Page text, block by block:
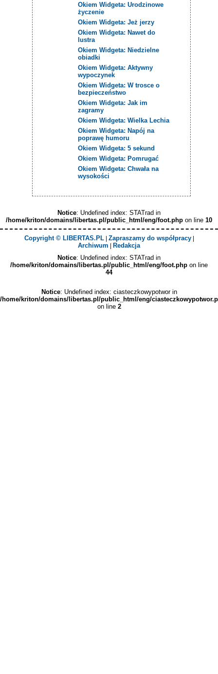
Okiem Widgeta: Urodzinowe
życzenie
Okiem Widgeta: Jeż jerzy
Okiem Widgeta: Nawet do
lustra
Okiem Widgeta: Niedzielne
obiadki
Okiem Widgeta: Aktywny
wypoczynek
Okiem Widgeta: W trosce o
bezpieczeństwo
Okiem Widgeta: Jak im
zagramy
Okiem Widgeta: Wielka Lechia
Okiem Widgeta: Napój na
poprawę humoru
Okiem Widgeta: 5 sekund
Okiem Widgeta: Pomrugać
Okiem Widgeta: Chwała na
wysokości
Notice: Undefined index: STATrad in
/home/kriton/domains/libertas.pl/public_html/eng/foot.php on line 10
Copyright © LIBERTAS.PL| Zapraszamy do współpracy|
Archiwum
Redakcja
Notice: Undefined index: STATrad in
/home/kriton/domains/libertas.pl/public_html/eng/foot.php on line
44
Notice: Undefined index: ciasteczkowypotwor in
/home/kriton/domains/libertas.pl/public_html/eng/
on line 2